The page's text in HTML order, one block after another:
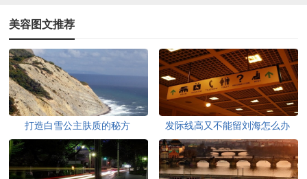
美容图文推荐
打造白雪公主肤质的秘方 发际线高又不能留刘海怎么办